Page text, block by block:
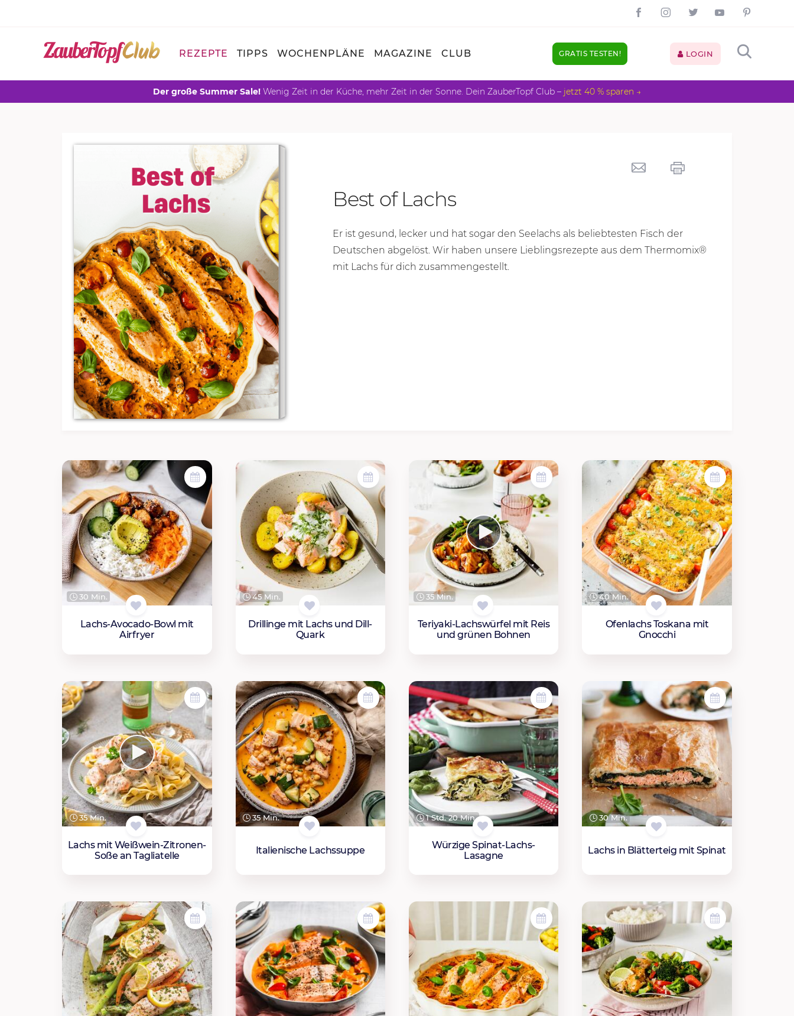
REZEPTE TIPPS WOCHENPLÄNE MAGAZINE CLUB GRATIS TESTEN! LOGIN
Der große Summer Sale! Wenig Zeit in der Küche, mehr Zeit in der Sonne. Dein ZauberTopf Club – jetzt 40 % sparen →
Best of Lachs
Er ist gesund, lecker und hat sogar den Seelachs als beliebtesten Fisch der
Deutschen abgelöst. Wir haben unsere Lieblingsrezepte aus dem Thermomix®
mit Lachs für dich zusammengestellt.
30 Min.
Lachs-Avocado-Bowl mit
Airfryer
45 Min.
Drillinge mit Lachs und Dill-
Quark
35 Min.
Teriyaki-Lachswürfel mit Reis
und grünen Bohnen
40 Min.
Ofenlachs Toskana mit
Gnocchi
35 Min.
Lachs mit Weißwein-Zitronen-
Soße an Tagliatelle
35 Min.
Italienische Lachssuppe
1 Std. 20 Min.
Würzige Spinat-Lachs-
Lasagne
30 Min.
Lachs in Blätterteig mit Spinat